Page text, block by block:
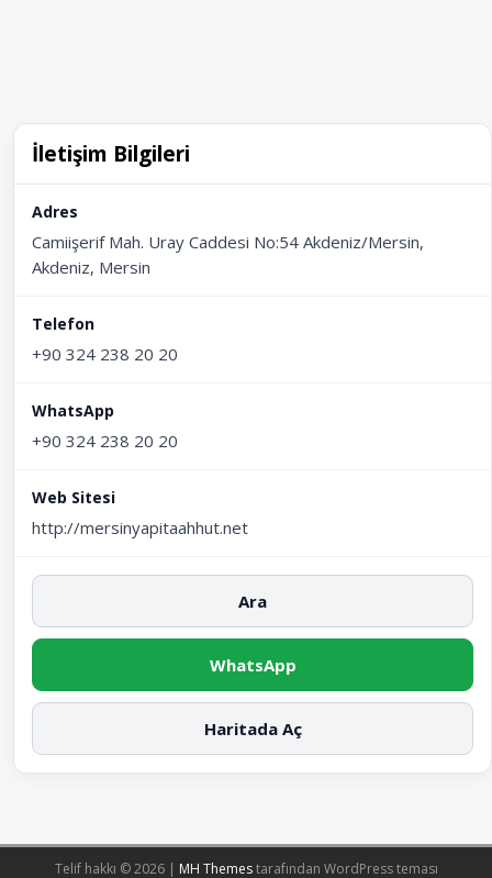
İletişim Bilgileri
Adres
Camiişerif Mah. Uray Caddesi No:54 Akdeniz/Mersin,
Akdeniz, Mersin
Telefon
+90 324 238 20 20
WhatsApp
+90 324 238 20 20
Web Sitesi
http://mersinyapitaahhut.net
Ara
WhatsApp
Haritada Aç
Telif hakkı © 2026 | MH Themestarafından WordPress teması